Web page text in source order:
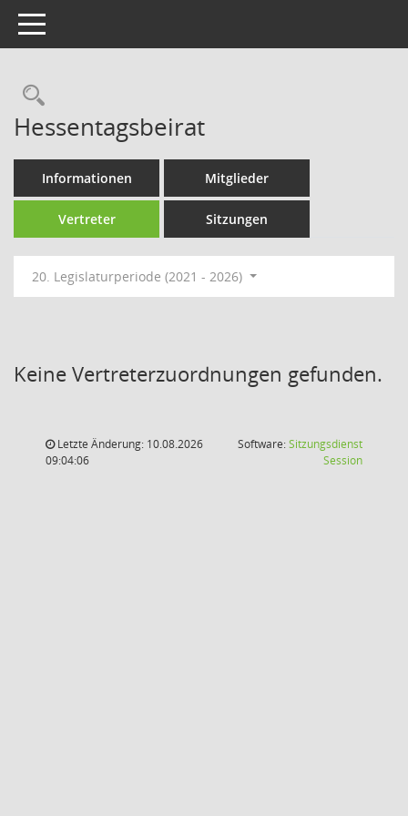
Toggle navigation
Rechercheauswahl
Hessentagsbeirat
Informationen Mitglieder
Vertreter Sitzungen
20. Legislaturperiode (2021 - 2026)
Keine Vertreterzuordnungen gefunden.
Letzte Änderung: 10.08.2026
09:04:06
Software:Sitzungsdienst
Session(Wird in